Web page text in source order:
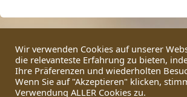
← Zurück Seite
1 Seite
2
Wir verwenden Cookies auf unserer
die relevanteste Erfahrung zu bieten,
Ihre Präferenzen und wiederholten
Wenn Sie auf "Akzeptieren" klicken,
Verwendung ALLER Cookies zu.